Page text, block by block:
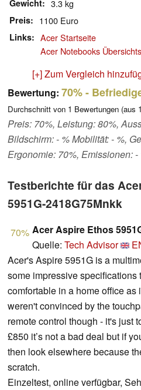
Gewicht 3.3 kg
Preis 1100 Euro
Links
Acer Startseite
Acer Notebooks
[+] Zum Vergleich
Bewertung: 70%-
Durchschnitt von 1 Bewertungen (aus 1
Preis: 70%, Leistung: 80%,
Bildschirm: - % Mobilität: - %,
Ergonomie: 70%, Emissionen: -
Testberichte für das
5951G-2418G75Mnkk
70% Acer Aspire Ethos
Quelle: Tech Advisor
Acer's Aspire 5951G is a
some impressive specifications
comfortable in a home office as
weren't convinced by the
remote control though - it's just
£850 it’s not a bad deal but if
then look elsewhere because
scratch.
Einzeltest, online verfügbar,